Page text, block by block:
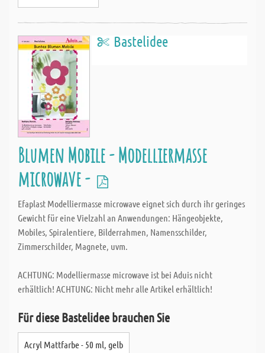
Bastelidee
Blumen Mobile - Modelliermasse
microwave -
Efaplast Modelliermasse microwave eignet sich durch ihr geringes
Gewicht für eine Vielzahl an Anwendungen: Hängeobjekte,
Mobiles, Spiralentiere, Bilderrahmen, Namensschilder,
Zimmerschilder, Magnete, uvm.
ACHTUNG: Modelliermasse microwave ist bei Aduis nicht
erhältlich! ACHTUNG: Nicht mehr alle Artikel erhältlich!
Für diese Bastelidee brauchen Sie
Acryl Mattfarbe - 50 ml, gelb